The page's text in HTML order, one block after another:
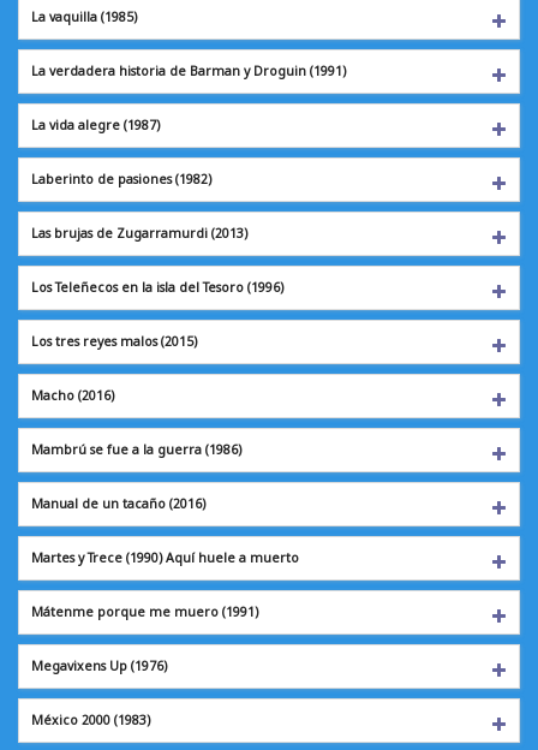
La vaquilla (1985)
La verdadera historia de Barman y Droguin (1991)
La vida alegre (1987)
Laberinto de pasiones(1982)
Las brujas de Zugarramurdi (2013)
Los Teleñecos en la isla del Tesoro (1996)
Los tres reyes malos(2015)
Macho (2016)
Mambrú se fue a la guerra (1986)
Manual de un tacaño (2016)
Martes y Trece (1990)Aquí huele a muerto
Mátenme porque me muero (1991)
Megavixens Up (1976)
México 2000 (1983)